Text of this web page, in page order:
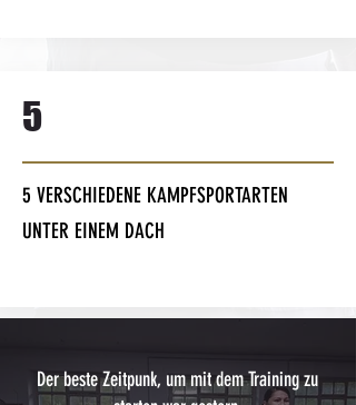
5
5 VERSCHIEDENE KAMPFSPORTARTEN
UNTER EINEM DACH
Der beste Zeitpunk, um mit dem Training zu